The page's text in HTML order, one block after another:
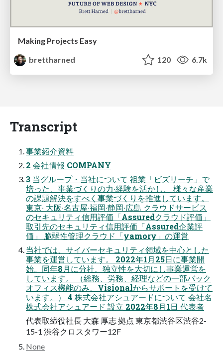
Making Projects Easy
brettharned
120 6.7k
Transcript
事業紹介資料
2 会社情報 COMPANY
3 当グループ・当社について 祖業「ビズリーチ」で
培った、事業づくりの⼒‧経験を活かし、 様々な産業
の課題解決をすべく事業づくりを推進しています。
東京‧ ⼤阪‧名古屋‧福岡‧静岡‧広島 クラウドサービス
のセキュリティ信⽤評価「Assuredクラウド評価」
取引先のセキュリティ信⽤評価「Assured企業評
価」 脆弱性管理クラウド「yamory」の運営
当社では、サイバーセキュリティ領域を中⼼とした
事業を運営しています。 2022年1⽉25⽇に事業開
始。同年8⽉に分社。独⽴性を⼤切にし事業運営を
しています。 （総務、労務、経理などの⼀部バック
オフィス機能のみ、Visionalからサポートを受けて
います。） 4 株式会社アシュアードについて 会社名
株式会社アシュアード 設立 2022年8月1日 代表者
代表取締役社長 大森 厚志 拠点 東京都渋谷区渋谷2-
15-1 渋谷クロスタワー12F
None